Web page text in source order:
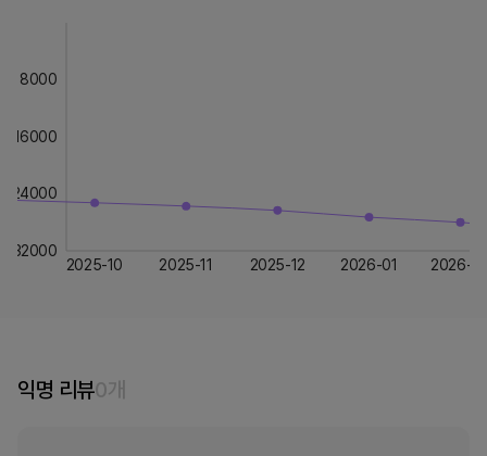
2025-10 2025-11 2025-12 2026-01 2026-
8000
16000
24000
32000
익명 리뷰0개